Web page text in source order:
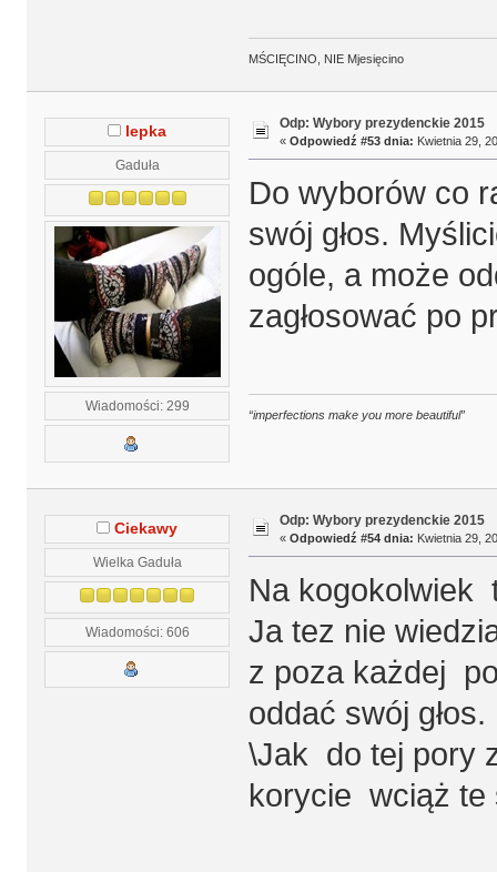
MŚCIĘCINO, NIE Mjesięcino
lepka
Gaduła
Wiadomości: 299
Odp: Wybory prezydenckie 2015
« Odpowiedź #53 dnia: Kwietnia 29,
Do wyborów co
swój głos.
ogóle, a może
zagłosować po
“imperfections make you more beautiful”
Ciekawy
Wielka Gaduła
Wiadomości: 606
Odp: Wybory prezydenckie 2015
« Odpowiedź #54 dnia: Kwietnia 29,
Na kogokolwiek
Ja tez nie
z poza każdej
oddać swój głos.
\Jak do tej pory
korycie wciąż